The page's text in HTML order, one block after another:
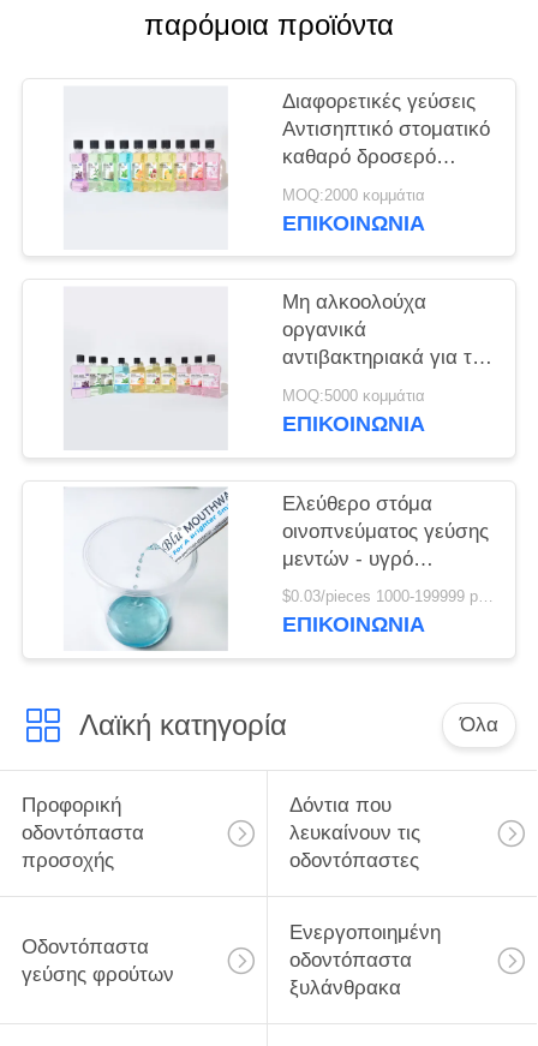
ΙΣΤΌΤΟΠΟΥ
ΜΥΣΤΙΚΌΤΗΤΑΣ
παρόμοια προϊόντα
Διαφορετικές γεύσεις
Αντισηπτικό στοματικό
καθαρό δροσερό
φρέσκο μη
αλκοολούχο στοματικό
MOQ:2000 κομμάτια
ΕΠΙΚΟΙΝΩΝΊΑ
Μη αλκοολούχα
οργανικά
αντιβακτηριακά για την
ορθολογική φροντίδα
Φρούτα 250 ml
MOQ:5000 κομμάτια
ΕΠΙΚΟΙΝΩΝΊΑ
Ελεύθερο στόμα
οινοπνεύματος γεύσης
μεντών - υγρό
πλυσίματος με την
τσάντα 10ml
$0.03/pieces 1000-199999 pieces MOQ:1000 κομμάτια
ΕΠΙΚΟΙΝΩΝΊΑ
Λαϊκή κατηγορία Όλα
Προφορική
οδοντόπαστα
προσοχής
Δόντια που
λευκαίνουν τις
οδοντόπαστες
Οδοντόπαστα
γεύσης φρούτων
Ενεργοποιημένη
οδοντόπαστα
ξυλάνθρακα